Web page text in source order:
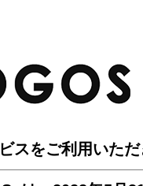
スをご利用いた